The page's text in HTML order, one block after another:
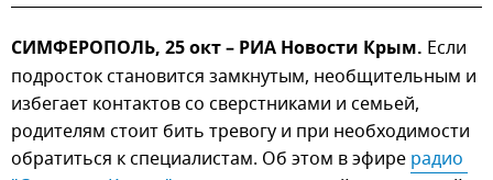
СИМФЕРОПОЛЬ, 25 окт – РИА Новости Крым. Если
подросток становится замкнутым, необщительным и
избегает контактов со сверстниками и семьей,
родителям стоит бить тревогу и при необходимости
обратиться к специалистам. Об этом в эфире радио